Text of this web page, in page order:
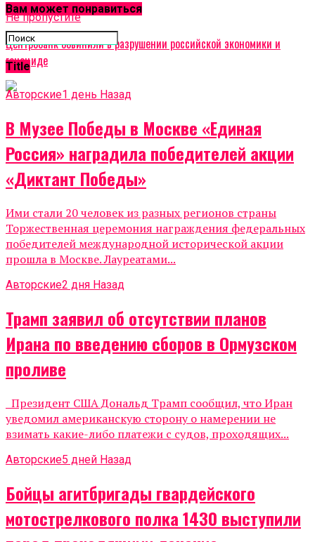
Не пропустите
Центробанк обвинили в разрушении российской экономики и
геноциде
Вам может понравиться
Title
Авторские1 день Назад
В Музее Победы в Москве «Единая
Россия» наградила победителей акции
«Диктант Победы»
Ими стали 20 человек из разных регионов страны
Торжественная церемония награждения федеральных
победителей международной исторической акции
прошла в Москве. Лауреатами...
Авторские2 дня Назад
Трамп заявил об отсутствии планов
Ирана по введению сборов в Ормузском
проливе
Президент США Дональд Трамп сообщил, что Иран
уведомил американскую сторону о намерении не
взимать какие-либо платежи с судов, проходящих...
Авторские5 дней Назад
Бойцы агитбригады гвардейского
мотострелкового полка 1430 выступили